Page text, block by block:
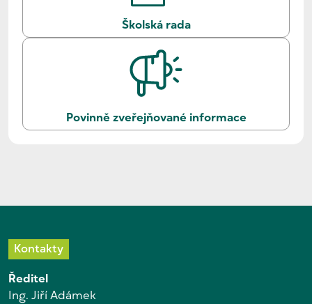
Školská rada
Povinně zveřejňované informace
Kontakty
Ředitel
Ing. Jiří Adámek